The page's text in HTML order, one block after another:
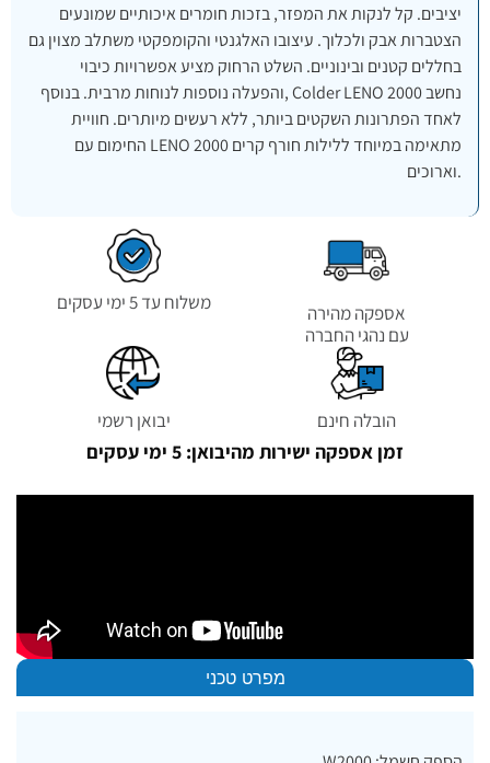
יציבים. קל לנקות את המפזר, בזכות חומרים איכותיים שמונעים
הצטברות אבק ולכלוך. עיצובו האלגנטי והקומפקטי משתלב מצוין גם
בחללים קטנים ובינוניים. השלט הרחוק מציע אפשרויות כיבוי
והפעלה נוספות לנוחות מרבית. בנוסף, Colder LENO 2000 נחשב
לאחד הפתרונות השקטים ביותר, ללא רעשים מיותרים. חוויית
החימום עם LENO 2000 מתאימה במיוחד ללילות חורף קרים
וארוכים.
אספקה מהירה
עם נהגי החברה
משלוח עד 5 ימי עסקים
הובלה חינם יבואן רשמי
זמן אספקה ישירות מהיבואן: 5 ימי עסקים
מפרט טכני